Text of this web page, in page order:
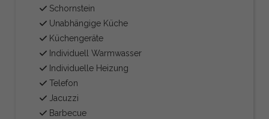
Schornstein
Unabhängige Küche
Küchengeräte
Individuell Warmwasser
Individuelle Heizung
Telefon
Jacuzzi
Barbecue